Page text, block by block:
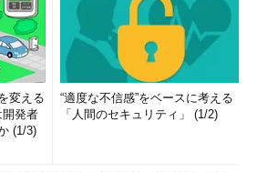
変える
発者
(1/3)
“適度な不信感”をベースに考える
「人間のセキュリティ」 (1/2)